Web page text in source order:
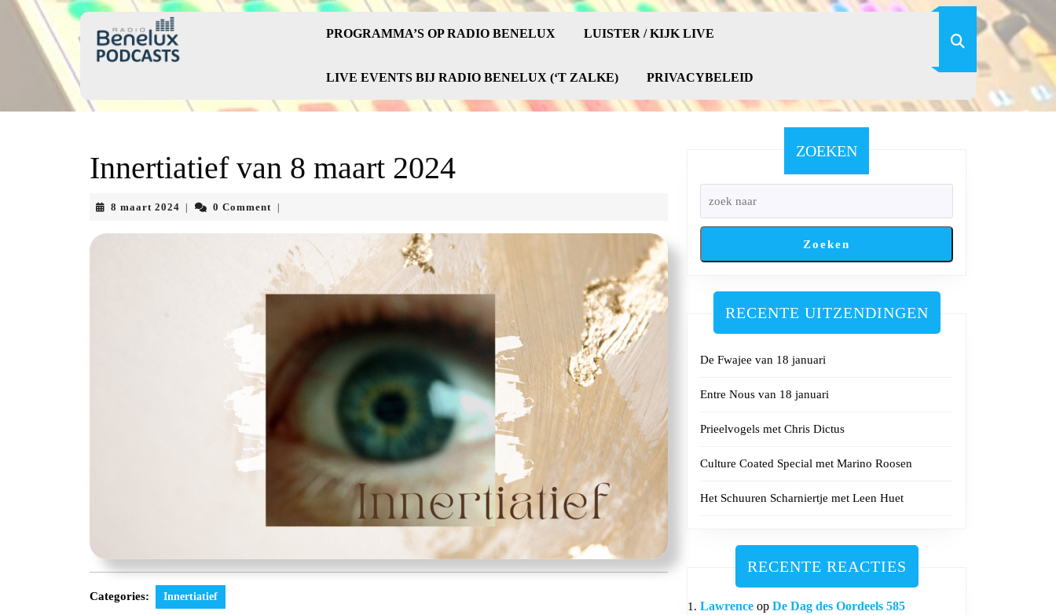
Skip
PROGRAMMA’S OP RADIO BENELUX LUISTER / KIJK LIVE
LIVE EVENTS BIJ RADIO BENELUX (‘T ZALKE) PRIVACYBELEID
Innertiatief van 8 maart 2024
8 maart 2024
2024
0 Comment
Categories: Innertiatief
ZOEKEN
Zoeken
RECENTE UITZENDINGEN
De Fwajee van 18 januari
Entre Nous van 18 januari
Prieelvogels met Chris Dictus
Culture Coated Special met Marino Roosen
Het Schuuren Scharniertje met Leen Huet
RECENTE REACTIES
Lawrence op De Dag des Oordeels 585